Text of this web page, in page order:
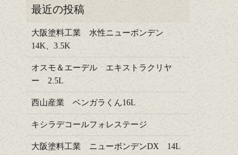
大阪塗料工業 水性ニューボンデン
14K、3.5K
オスモ＆エーデル エキストラクリヤ
ー 2.5L
西山産業 ベンガラくん16L
キシラデコールフォレステージ
大阪塗料工業 ニューボンデンDX 14L